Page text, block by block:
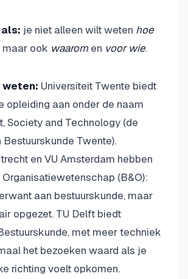
je niet alleen wilt weten hoe
ook waaromen voor wie.
weten: Universiteit Twente biedt
opleiding aan onder de naam
Society and Technology (de
Twente).
en VU Amsterdam hebben
(B&O):
aan bestuurskunde, maar
opgezet. TU Delft biedt
met meer techniek
het bezoeken waard als je
richting voelt opkomen.